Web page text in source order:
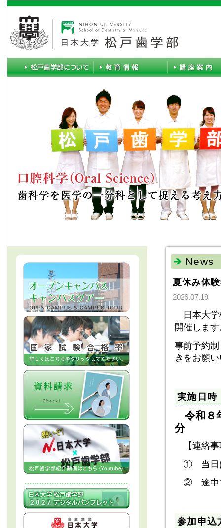
News
夏休み体
2026.07.19
日本大学
開催します
事前予約
きをお願
実施日時
令和８
分
【連絡事
① 当日は
② 途中で
参加申込